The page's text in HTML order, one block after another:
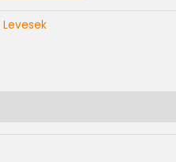
Levesek